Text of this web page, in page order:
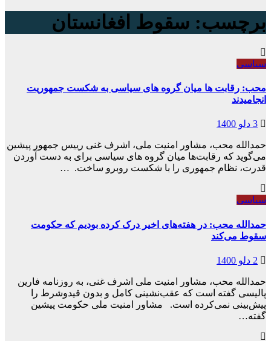
برچسب: سقوط افغانستان
سیاسی
محب: رقابت ها میان گروه های سیاسی به شکست جمهوریت
انجامیدند
3 دلو 1400
حمدالله محب، مشاور امنیت ملی، اشرف غنی رییس جمهور پیشین
می‌گوید که رقابت‌ها میان گروه های سیاسی برای به دست آوردن
قدرت، نظام جمهوری را با شکست روبرو ساخت. …
سیاسی
حمدالله محب: در هفته‌های اخیر درک کرده بودیم که حکومت
سقوط می‌کند
2 دلو 1400
حمدالله محب، مشاور امنیت ملی اشرف غنی، به روزنامه فارین
پالیسی گفته است که عقب‌نشینی کامل و بدون قیدوشرط را
پیش‌بینی نمی‌کرده است. مشاور امنیت ملی حکومت پیشین
گفته…